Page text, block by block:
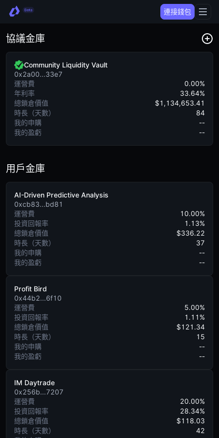
連接錢包
協議金庫
Community Liquidity Vault
0x2a00...33e7
運營費
0.00%
年利率
33.64%
總鎖倉價值
$1,134,653.41
時長（天數）
84
我的申購
--
我的盈虧
--
用戶金庫
AI-Driven Predictive Analysis
0xcb83...bd81
運營費
10.00%
投資回報率
1.13%
總鎖倉價值
$336.22
時長（天數）
37
我的申購
--
我的盈虧
--
Profit Bird
0x44b2...6f10
運營費
5.00%
投資回報率
1.11%
總鎖倉價值
$121.34
時長（天數）
15
我的申購
--
我的盈虧
--
IM Daytrade
0x256b...7207
運營費
20.00%
投資回報率
28.34%
總鎖倉價值
$118.03
時長（天數）
42